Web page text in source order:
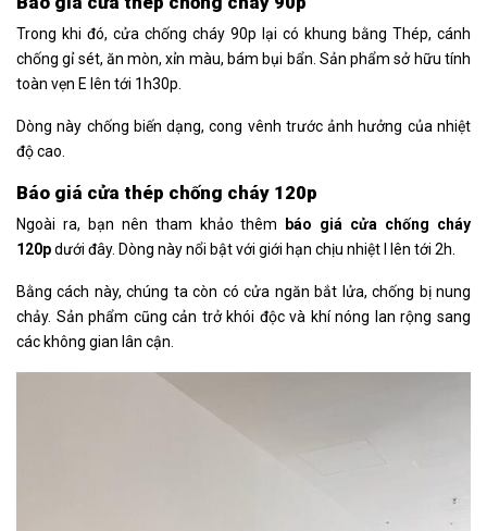
Trong khi đó, cửa chống cháy 90p lại có khung bằng Thép, cánh
chống gỉ sét, ăn mòn, xỉn màu, bám bụi bẩn. Sản phẩm sở hữu tính
toàn vẹn E lên tới 1h30p.
Dòng này chống biến dạng, cong vênh trước ảnh hưởng của nhiệt
độ cao.
Báo giá cửa thép chống cháy 120p
Ngoài ra, bạn nên tham khảo thêm
báo giá cửa chống cháy
120pdưới đây. Dòng này nổi bật với giới hạn chịu nhiệt I lên tới 2h.
Bằng cách này, chúng ta còn có cửa ngăn bắt lửa, chống bị nung
chảy. Sản phẩm cũng cản trở khói độc và khí nóng lan rộng sang
các không gian lân cận.